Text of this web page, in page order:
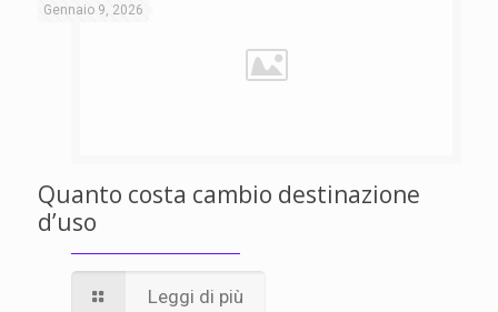
Gennaio 9, 2026
Quanto costa cambio destinazione
d’uso
Leggi di più